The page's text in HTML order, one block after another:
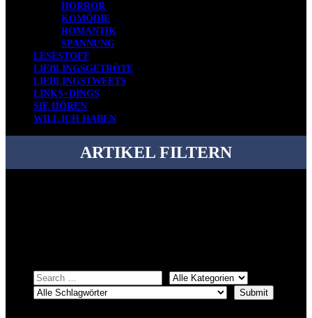
HORROR
KOMÖDIE
ROMANTIK
SPANNUNG
LESESTOFF
LIEBLINGSGETRÖTE
LIEBLINGSTWEETS
LINKS+DINGS
SIE HÖREN
WILL ICH HABEN
ARTIKEL FILTERN